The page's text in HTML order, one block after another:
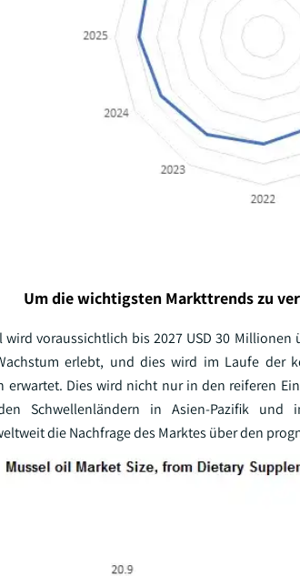
Um die wichtigsten Markttrends zu
wird voraussichtlich bis 2027 USD 30
erlebt, und dies wird im Laufe der
erwartet. Dies wird nicht nur in den reiferen
Schwellenländern in Asien-Pazifik
die Nachfrage des Marktes über den